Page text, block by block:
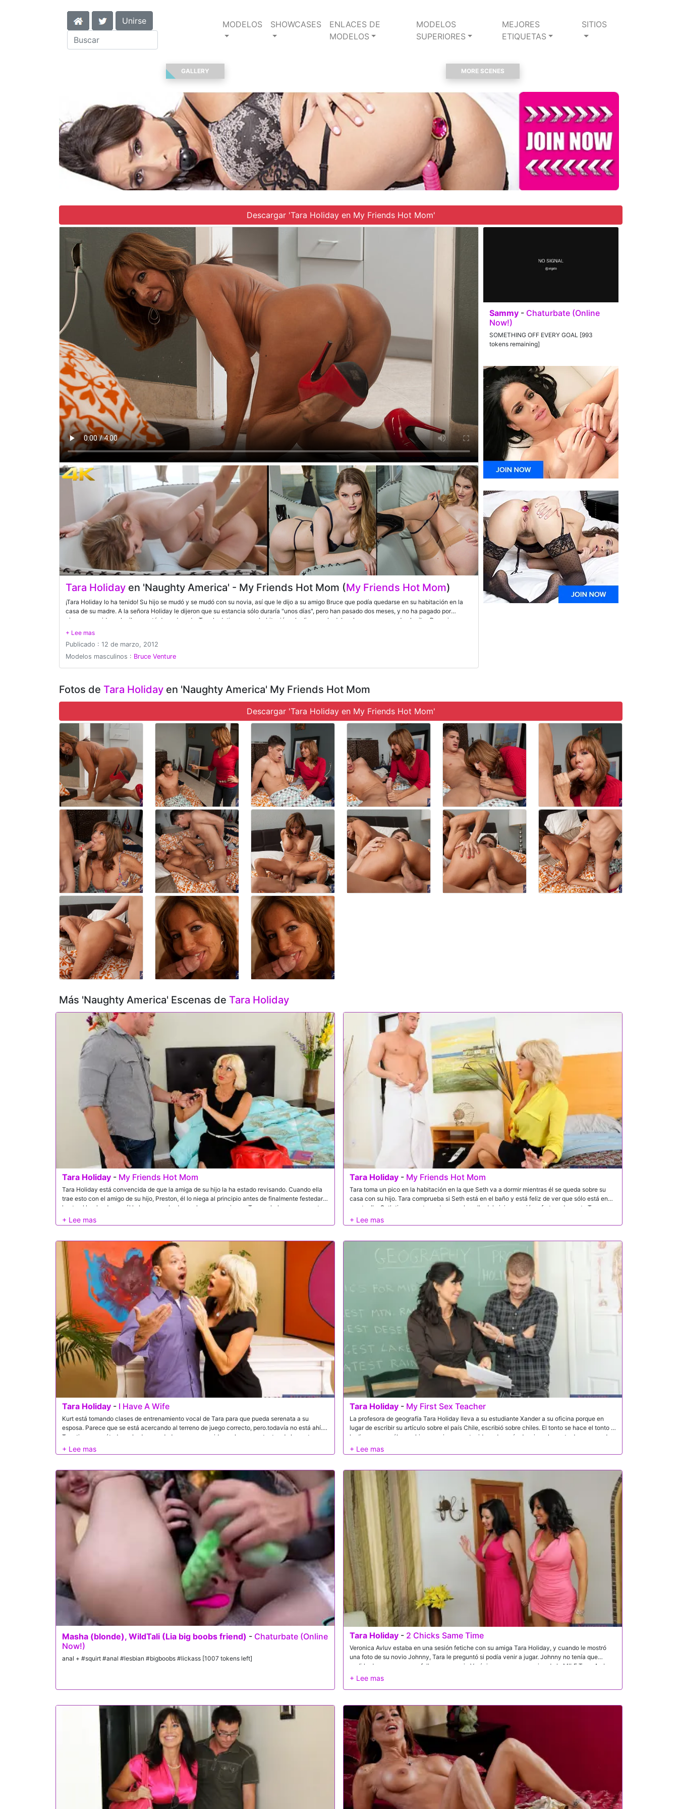
Unirse MODELOS SHOWCASES
ENLACES DE
MODELOS
MODELOS
SUPERIORES
MEJORES
ETIQUETAS
SITIOS
GALLERY MORE SCENES
Descargar 'Tara Holiday en My Friends Hot Mom'
Tara Holiday en 'Naughty America' - My Friends Hot Mom (My Friends Hot Mom)
¡Tara Holiday lo ha tenido! Su hijo se mudó y se mudó con su novia, así que le dijo a su amigo Bruce que podía quedarse en su habitación en la
casa de su madre. A la señora Holiday le dijeron que su estancia sólo duraría "unos días", pero han pasado dos meses, y no ha pagado por
ninguna comida o alquiler, y está desordenado. Tara lo detiene en su habitación y le dice que le debe al menos un mes de alquiler. Pero sin
trabajo, ¡lo único que Bruce puede ofrecerle es su gran polla! Eso es suficiente para la señora Holiday, que toma el pago en lo profundo de su
garganta...
Publicado : 12 de marzo, 2012
Modelos masculinos : Bruce Venture
Sammy - Chaturbate (Online
Now!)
SOMETHING OFF EVERY GOAL [993
tokens remaining]
Fotos de Tara Holiday en 'Naughty America' My Friends Hot Mom
Descargar 'Tara Holiday en My Friends Hot Mom'
Más 'Naughty America' Escenas de Tara Holiday
Tara Holiday - My Friends Hot Mom
Tara Holiday está convencida de que la amiga de su hijo la ha estado revisando. Cuando ella
trae esto con el amigo de su hijo, Preston, él lo niega al principio antes de finalmente festedar
hasta el hecho de que él la ha comprobado en algunas ocasiones. Tara se halaga y encuentra
a Preston caliente también por lo que le arranca la ropa y le hace follar con ella en ese
momento.
Tara Holiday - My Friends Hot Mom
Tara toma un pico en la habitación en la que Seth va a dormir mientras él se queda sobre su
casa con su hijo. Tara comprueba si Seth está en el baño y está feliz de ver que sólo está en
una toalla. Seth tiene una torcedura en el cuello del viaje en avión, afortunadamente Tara es
masajista y puede ocuparse de ese problema para que él y su hijo puedan salir esta noche. Ella
lo tiene acostado en la cama y se siente un poco más cómodo tirando sobre su camisa y
darle un masaje a Seth. Seth conoce la sensación entre un par de manos y un par de tetas.
Cree que es un poco incómodo para la madre de su amigo estar haciendo esto, pero.ella le
asegura que ella es una profesional. Lo curioso es que cree que su cuello está en su polla.
Tara Holiday - I Have A Wife
Kurt está tomando clases de entrenamiento vocal de Tara para que pueda serenata a su
esposa. Parece que se está acercando al terreno de juego correcto, pero.todavía no está ahí.
Tara tiene un método probado y verdadero y es conocida por hacer cantantes de la gente, por
lo que comienza a masajear la polla de Kurt a través de sus pantalones! Kurt es un poco
escéptico de su método y no cree que su esposa piense que es una buena idea pero, una vez
sus pulmones. Después de todo, es su estudiante favorito.
Tara Holiday - My First Sex Teacher
La profesora de geografía Tara Holiday lleva a su estudiante Xander a su oficina porque en
lugar de escribir su artículo sobre el país Chile, escribió sobre chiles. El tonto se hace el tonto y
le dice que es sólo un chico americano protegido, y después de mirar el escote de sus grandes
tetas, sugiere que le dé una verdadera lección de la cultura chilena. La sexy profesora latina le
muestra a su estudiante lo que es la verdadera especia cuando ella se mete la cara en el culo
Masha (blonde), WildTali (Lia big boobs friend) - Chaturbate (Online
Now!)
anal + #squirt #anal #lesbian #bigboobs #lickass [1007 tokens left]
Tara Holiday - 2 Chicks Same Time
Veronica Avluv estaba en una sesión fetiche con su amiga Tara Holiday, y cuando le mostró
una foto de su novio Johnny, Tara le preguntó si podía venir a jugar. Johnny no tenía que
pedirle dos veces que se follara a su novia Verónica y a su sexy amiga de la MILF Tara. Ambos
chupan su polla dura y la montan hasta que sus coños mojados se corren duros. ¡No hay nada